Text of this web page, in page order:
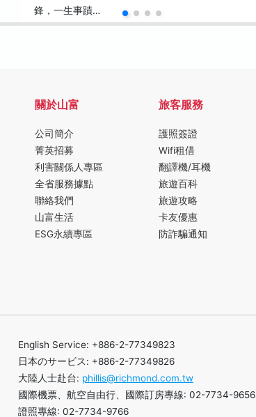
鋒，一生事蹟…
關於山富
公司簡介
菁英招募
利害關係人專區
全省服務據點
聯絡我們
山富生活
ESG永續專區
旅客服務
護照簽證
Wifi租借
翻譯機/耳機
旅遊百科
旅遊攻略
卡友優惠
防詐騙通知
English Service: +886-2-77349823
日本のサービス: +886-2-77349826
大陸人士赴台: phillis@richmond.com.tw
國際機票、航空自由行、國際訂房專線: 02-7734-9656
證照專線: 02-7734-9766